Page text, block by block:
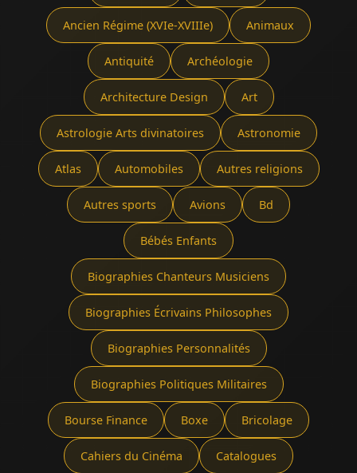
Ancien Régime (XVIe-XVIIIe) Animaux
Antiquité Archéologie
Architecture Design Art
Astrologie Arts divinatoires Astronomie
Atlas Automobiles Autres religions
Autres sports Avions Bd
Bébés Enfants
Biographies Chanteurs Musiciens
Biographies Écrivains Philosophes
Biographies Personnalités
Biographies Politiques Militaires
Bourse Finance Boxe Bricolage
Cahiers du Cinéma Catalogues